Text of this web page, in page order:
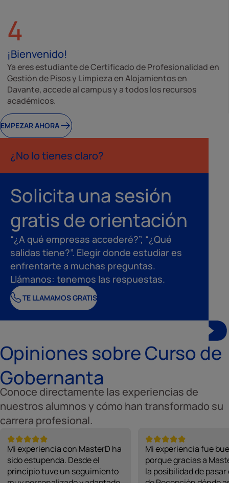
4
¡Bienvenido!
Ya eres estudiante de Certificado de Profesionalidad en
Gestión de Pisos y Limpieza en Alojamientos en
Davante, accede al campus y a todos los recursos
académicos.
EMPEZAR AHORA
¿No lo tienes claro?
Solicita una sesión
gratis de orientación
“¿A qué empresas accederé?”, “¿Qué
salidas tiene?”. Elegir donde estudiar es
enfrentarte a muchas preguntas.
Llámanos: tenemos las respuestas.
TE LLAMAMOS GRATIS
Opiniones sobre Curso de
Gobernanta
Conoce directamente las experiencias de
nuestros alumnos y cómo han transformado su
carrera profesional.
Mi experiencia con MasterD ha
sido estupenda. Desde el
principio tuve un seguimiento
Mi experiencia fue
porque gracias a
la posibilidad de pasar